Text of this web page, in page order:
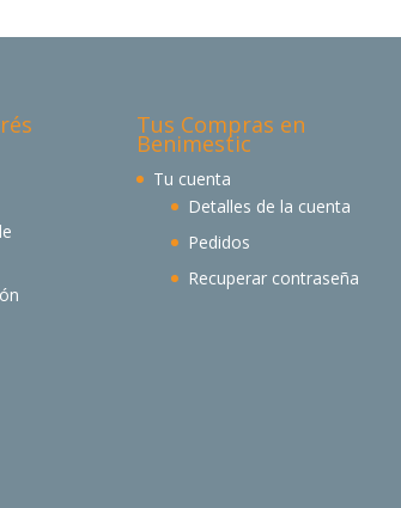
Tus Compras en
Benimestic
Tu cuenta
Detalles de la cuenta
Pedidos
Recuperar contraseña